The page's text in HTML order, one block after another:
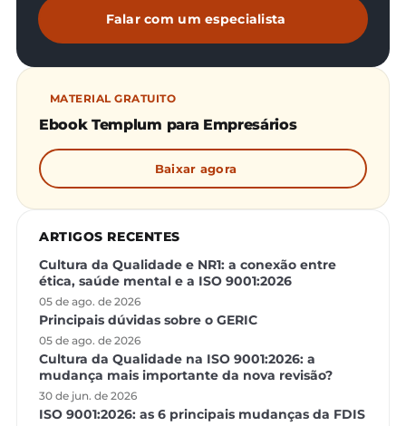
Falar com um especialista
MATERIAL GRATUITO
Ebook Templum para Empresários
Baixar agora
ARTIGOS RECENTES
Cultura da Qualidade e NR1: a conexão entre
ética, saúde mental e a ISO 9001:2026
05 de ago. de 2026
Principais dúvidas sobre o GERIC
05 de ago. de 2026
Cultura da Qualidade na ISO 9001:2026: a
mudança mais importante da nova revisão?
30 de jun. de 2026
ISO 9001:2026: as 6 principais mudanças da FDIS